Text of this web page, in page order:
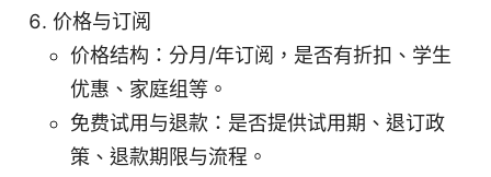
价格与订阅
价格结构：分月/年订阅，是否有折扣、学生
优惠、家庭组等。
免费试用与退款：是否提供试用期、退订政
策、退款期限与流程。